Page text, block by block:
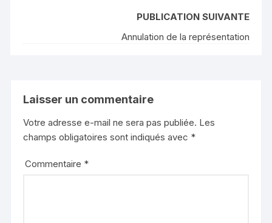
PUBLICATION SUIVANTE
Annulation de la représentation
Laisser un commentaire
Votre adresse e-mail ne sera pas publiée. Les
champs obligatoires sont indiqués avec *
Commentaire *